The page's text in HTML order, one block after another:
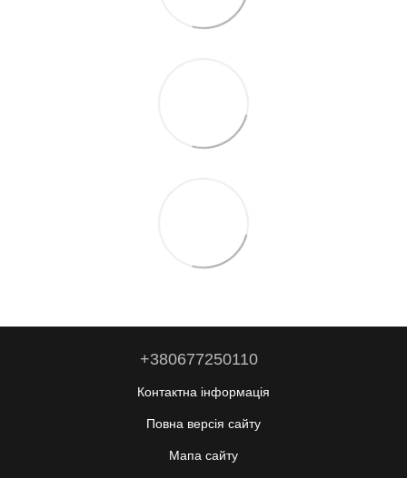
+380677250110
Контактна інформація
Повна версія сайту
Мапа сайту